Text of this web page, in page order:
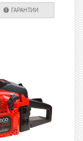
ГАРАНТИИ